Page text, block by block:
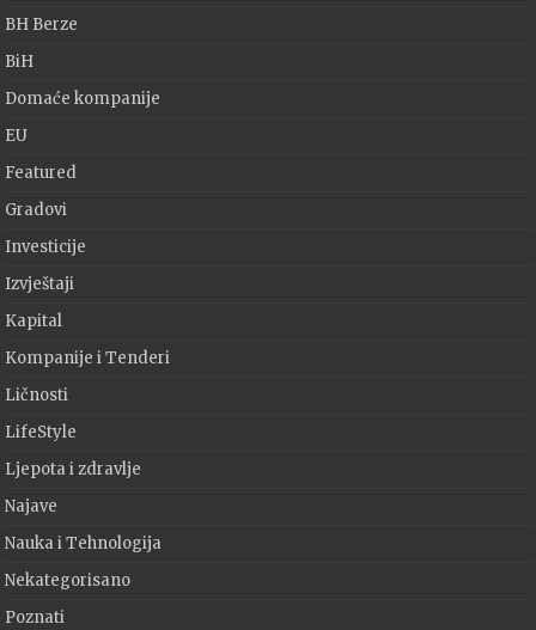
BH Berze
BiH
Domaće kompanije
EU
Featured
Gradovi
Investicije
Izvještaji
Kapital
Kompanije i Tenderi
Ličnosti
LifeStyle
Ljepota i zdravlje
Najave
Nauka i Tehnologija
Nekategorisano
Poznati